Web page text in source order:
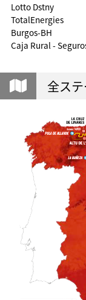
Lotto Dstny
TotalEnergies
Burgos-BH
Caja Rural -
全ス